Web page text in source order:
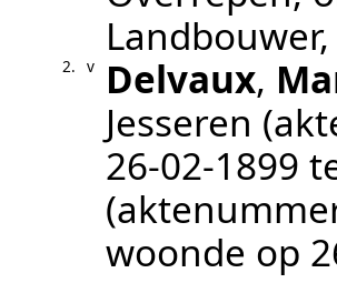
2. v Delvaux,
Jesseren
26‑02‑1899
woonde op